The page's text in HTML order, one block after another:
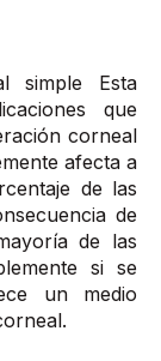
simple Esta
que
corneal
afecta a
de las
de
de las
si se
un medio